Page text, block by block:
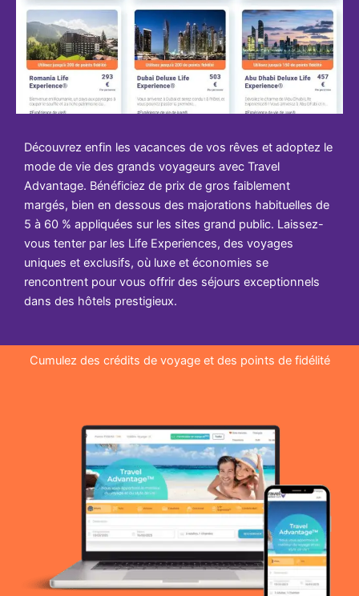
Découvrez enfin les vacances de vos rêves et adoptez le
mode de vie des grands voyageurs avec Travel
Advantage. Bénéficiez de prix de gros faiblement
margés, bien en dessous des majorations habituelles de
5 à 60 % appliquées sur les sites grand public. Laissez-
vous tenter par les Life Experiences, des voyages
uniques et exclusifs, où luxe et économies se
rencontrent pour vous offrir des séjours exceptionnels
dans des hôtels prestigieux.
Cumulez des crédits de voyage et des points de fidélité